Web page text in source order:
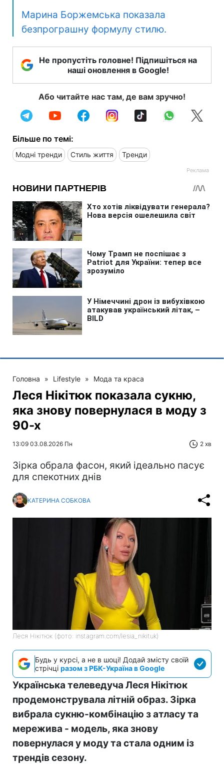
Марина Боржемська показала
безпрограшну формулу стилю.
Не пропустіть головне! Підпишіться на
наші оновлення в Google!
Або читайте нас там, де вам зручно!
Більше по темі:
Модні тренди Стиль життя Тренди
Головна » Lifestyle » Мода та краса
Леся Нікітюк показала сукню,
яка знову повернулася в моду з
90-х
13:09 03.08.2026 Пн 2 хв
Зірка обрала фасон, який ідеально пасує
для спекотних днів
КАТЕРИНА СОБКОВА
Леся Нікітюк (фото: instagram.com/lesia_nikituk)
Будь у курсі, а не в шоці! Додай змісту своїй
стрічці разом з РБК-Україна в Google
Українська телеведуча Леся Нікітюк
продемонструвала літній образ. Зірка
вибрала сукню-комбінацію з атласу та
мережива - модель, яка знову
повернулася у моду та стала одним із
трендів сезону.